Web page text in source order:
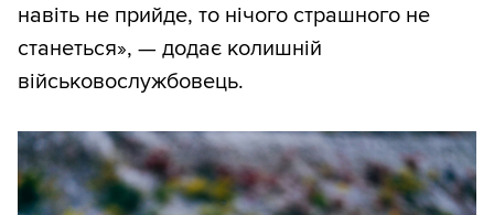
навіть не прийде, то нічого страшного не
станеться», — додає колишній
військовослужбовець.